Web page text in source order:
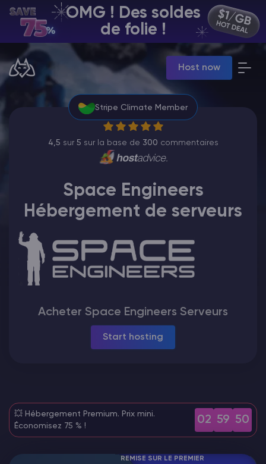
OMG ! Des soldes
de folie !
Host now
FR | USD
Billing Panel
Manage your servers & payments
Game Panel
Manage game server
VPS Panel
Manage VPS server
Affiliate panel
Manage affiliates
Minecraft Hébergement de serveurs
Hytale Hosting 50% OFF
ARK Serveur Hébergement
Stripe Climate Member
4,5 sur 5 sur la base de 300 commentaires
Space Engineers
Hébergement de serveurs
Acheter Space Engineers Serveurs
Start hosting
💥 Hébergement Premium. Prix mini.
Économisez 75 % !
02 59 49
REMISE SUR LE PREMIER